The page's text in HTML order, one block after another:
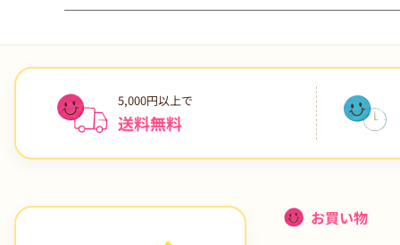
5,000円以上で
送料無料
お買い物